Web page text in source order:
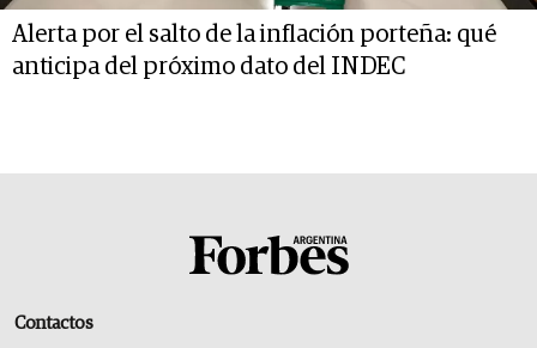
Alerta por el salto de la inflación porteña: qué
anticipa del próximo dato del INDEC
Contactos